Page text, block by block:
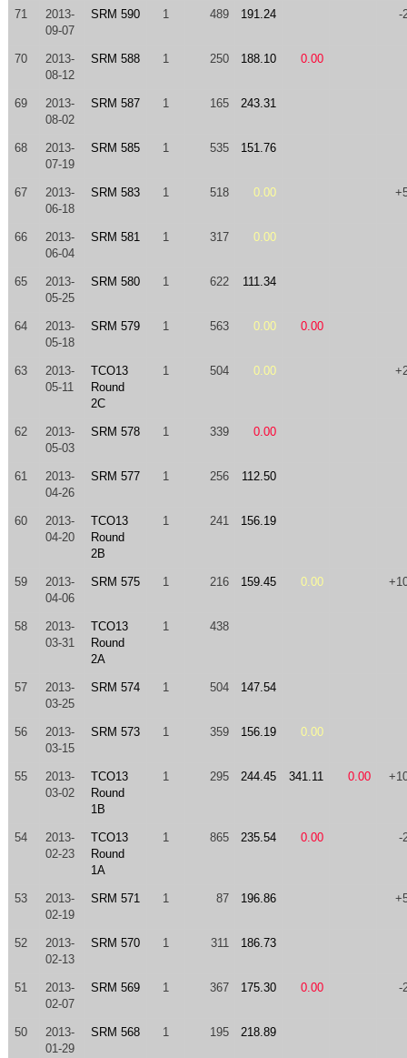
71
2013-
09-07
SRM 590 1 489 191.24 -
70
2013-
08-12
SRM 588 1 250 188.10 0.00
69
2013-
08-02
SRM 587 1 165 243.31
68
2013-
07-19
SRM 585 1 535 151.76
67
2013-
06-18
SRM 583 1 518 0.00
66
2013-
06-04
SRM 581 1 317 0.00
65
2013-
05-25
SRM 580 1 622 111.34
64
2013-
05-18
SRM 579 1 563 0.00 0.00
63
2013-
05-11
TCO13
Round
2C
1 504 0.00
62
2013-
05-03
SRM 578 1 339 0.00
61
2013-
04-26
SRM 577 1 256 112.50
60
2013-
04-20
TCO13
Round
2B
1 241 156.19
59
2013-
04-06
SRM 575 1 216 159.45 0.00
58
2013-
03-31
TCO13
Round
2A
1 438
57
2013-
03-25
SRM 574 1 504 147.54
56
2013-
03-15
SRM 573 1 359 156.19 0.00
55
2013-
03-02
TCO13
Round
1B
1 295 244.45 341.11 0.00
54
2013-
02-23
TCO13
Round
1A
1 865 235.54 0.00 -
53
2013-
02-19
SRM 571 1 87 196.86
52
2013-
02-13
SRM 570 1 311 186.73
51
2013-
02-07
SRM 569 1 367 175.30 0.00 -
50
2013-
01-29
SRM 568 1 195 218.89